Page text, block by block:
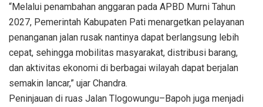
“Melalui penambahan anggaran pada APBD Murni Tahun
2027, Pemerintah Kabupaten Pati menargetkan pelayanan
penanganan jalan rusak nantinya dapat berlangsung lebih
cepat, sehingga mobilitas masyarakat, distribusi barang,
dan aktivitas ekonomi di berbagai wilayah dapat berjalan
semakin lancar,” ujar Chandra.
Peninjauan di ruas Jalan Tlogowungu–Bapoh juga menjadi